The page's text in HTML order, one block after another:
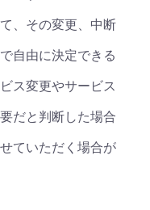
、その変更、中断
自由に決定できる
ス変更やサービス
だと判断した場合
ていただく場合が